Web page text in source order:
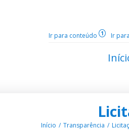
Ir para conteúdo 1 Ir
Início Transparência